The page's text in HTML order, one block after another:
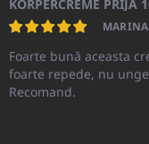
KÖRPERCREME PRIJA
MARINA
Foarte bună aceasta
foarte repede, nu
Recomand.